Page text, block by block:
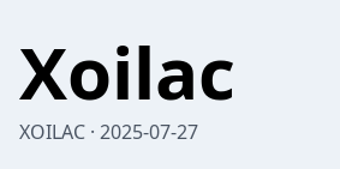
Xoilac
XOILAC · 2025-07-27